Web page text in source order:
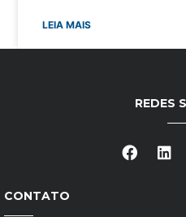
LEIA MAIS
CONTATO
REDES